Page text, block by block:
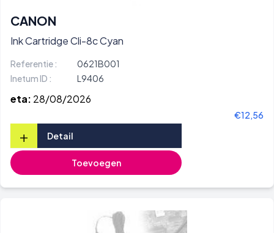
CANON
Ink Cartridge Cli-8c Cyan
Referentie :
0621B001
Inetum ID :
L9406
eta: 28/08/2026
€12,56
+ Detail
Toevoegen